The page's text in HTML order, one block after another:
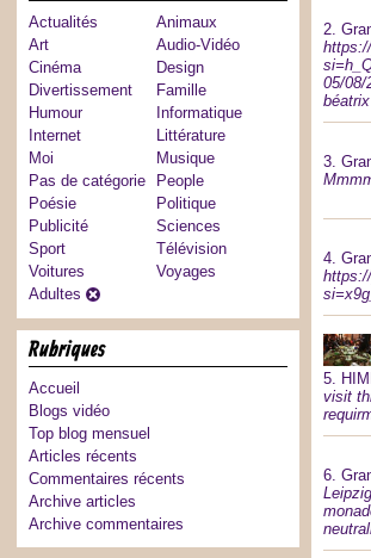
Actualités
Animaux
Art
Audio-Vidéo
Cinéma
Design
Divertissement
Famille
Humour
Informatique
Internet
Littérature
Moi
Musique
Pas de catégorie
People
Poésie
Politique
Publicité
Sciences
Sport
Télévision
Voitures
Voyages
Adultes
rubriques
Accueil
Blogs vidéo
Top blog mensuel
Articles récents
Commentaires récents
Archive articles
Archive commentaires
2.
05/08/
3.
4.
5.
visit
6.